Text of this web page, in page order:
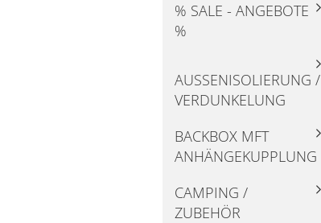
% SALE - ANGEBOTE
%
AUSSENISOLIERUNG / V
ERDUNKELUNG
BACKBOX MFT
ANHÄNGEKUPPLUNG
CAMPING /
ZUBEHÖR